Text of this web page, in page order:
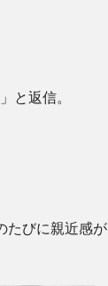
と返信。
たびに親近感が